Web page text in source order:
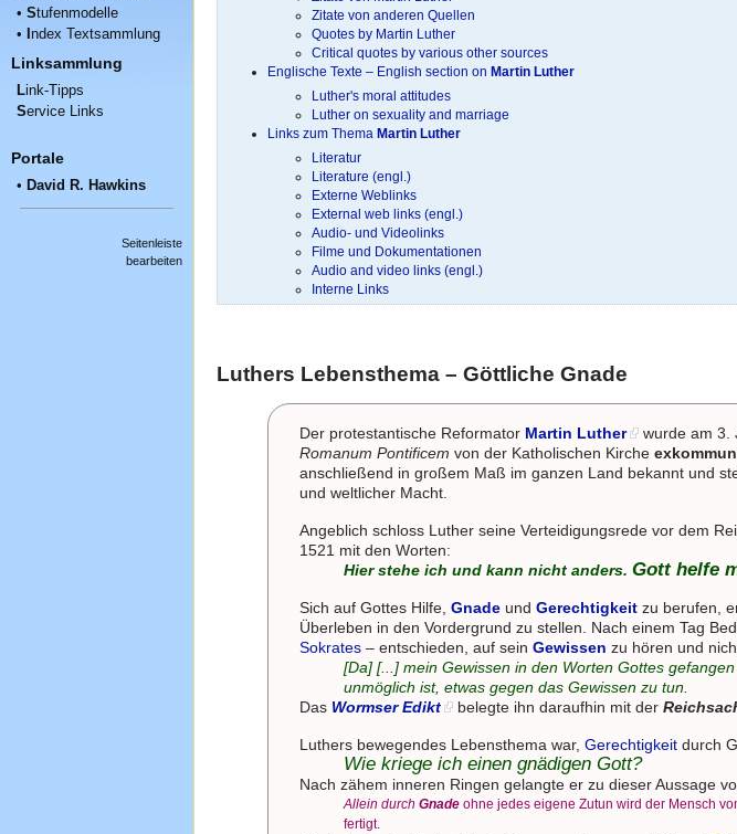
• Stufenmodelle
• ndex Textsammlung
Linksammlung
Link-Tipps
Service Links
Portale
• David R. Hawkins
Seitenleiste
bearbeiten
Zitate von anderen Quellen
Quotes by Martin Luther
Critical quotes by various other sources
Englische Texte – English section on Martin Luther
Luther's moral attitudes
Luther on sexuality and marriage
Links zum Thema Martin Luther
Literatur
Literature (engl.)
Externe Weblinks
External web links (engl.)
Audio- und Videolinks
Filme und Dokumentationen
Audio and video links (engl.)
Interne Links
Luthers Lebensthema – Göttliche Gnade
Der protestantische Reformator Martin Luther wurde am 3.
Romanum Pontificem von der Katholischen Kirche
anschließend in großem Maß im ganzen Land bekannt und
und weltlicher Macht.
Angeblich schloss Luther seine Verteidigungsrede vor dem
1521 mit den Worten:
Hier stehe ich und kann nicht anders.Gott helfe
Sich auf Gottes Hilfe,Gnade undGerechtigkeit zu berufen,
Überleben in den Vordergrund zu stellen. Nach einem Tag
Sokrates – entschieden, auf seinGewissen zu hören und
[Da] [...] mein Gewissen in den Worten Gottes
unmöglich ist, etwas gegen das Gewissen zu tun.
Das Wormser Edikt belegte ihn daraufhin mit der
Luthers bewegendes Lebensthema war,Gerechtigkeit durch
Wie kriege ich einen gnädigen Gott?
Nach zähem inneren Ringen gelangte er zu dieser Aussage
Allein durchGnade ohne jedes eigene Zutun wird der Mensch
fertigt.